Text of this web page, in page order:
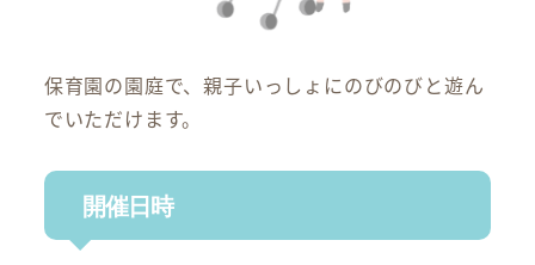
保育園の園庭で、親子いっしょにのびのびと遊ん
でいただけます。
開催日時